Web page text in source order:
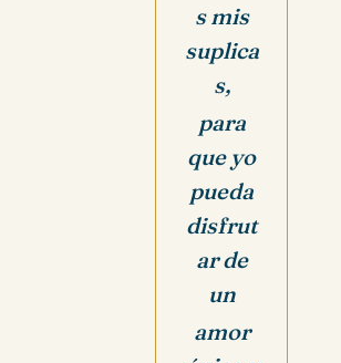
s mis
suplica
s,
para
que yo
pueda
disfrut
ar de
un
amor